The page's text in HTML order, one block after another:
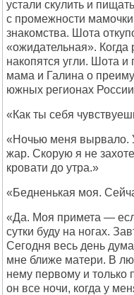
устали скулить и
с промежности
знакомства. Шота
«ожидательная». Когда
накопятся угли. Шота и
мама и Галина о
южных регионах
«Как ты себя
«Ночью меня вырвало.
жар. Скорую я не
кровати до утра.»
«Бедненькая моя.
«Да. Моя примета —
сутки буду на ногах.
Сегодня весь день
мне ближе матери. В
нему первому и только
он все ночи, когда у